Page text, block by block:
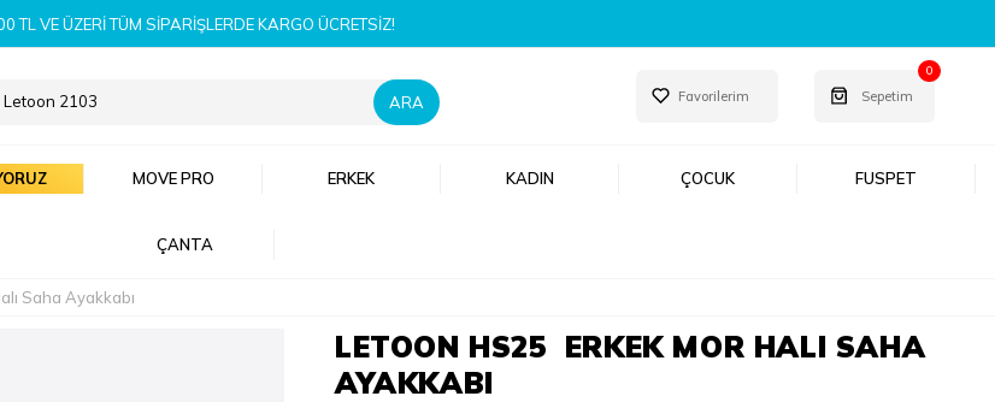
YENI SEZON ÜRÜNLERI ŞIMDI KEŞFET!
Favorilerim Sepetim
0
MOVE PRO ERKEK KADIN ÇOCUK FUSPET
ÇANTA
Saha Ayakkabı
LETOON HS25 ERKEK MOR HALI SAHA
AYAKKABI